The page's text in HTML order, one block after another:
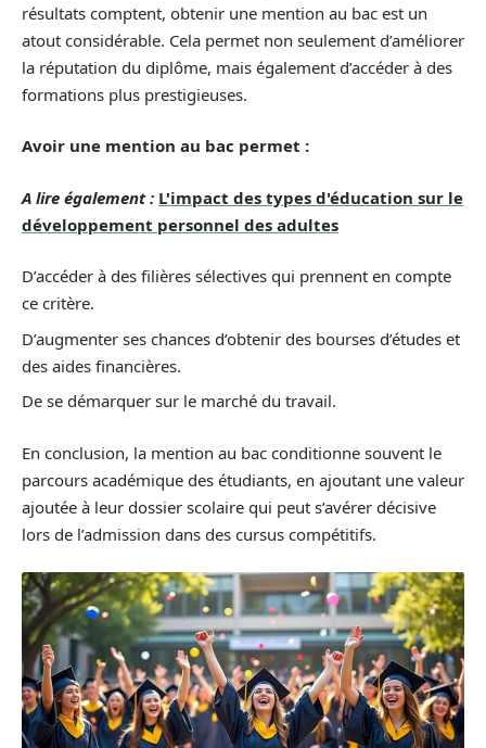
résultats comptent, obtenir une mention au bac est un
atout considérable. Cela permet non seulement d’améliorer
la réputation du diplôme, mais également d’accéder à des
formations plus prestigieuses.
Avoir une mention au bac permet :
A lire également : L'impact des types d'éducation sur le
développement personnel des adultes
D’accéder à des filières sélectives qui prennent en compte
ce critère.
D’augmenter ses chances d’obtenir des bourses d’études et
des aides financières.
De se démarquer sur le marché du travail.
En conclusion, la mention au bac conditionne souvent le
parcours académique des étudiants, en ajoutant une valeur
ajoutée à leur dossier scolaire qui peut s’avérer décisive
lors de l’admission dans des cursus compétitifs.